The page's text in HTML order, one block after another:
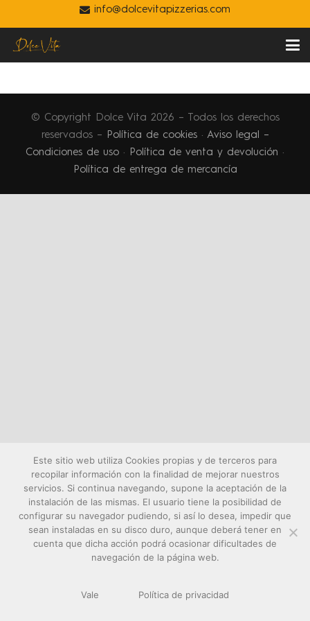
info@dolcevitapizzerias.com
© Copyright Dolce Vita 2026 – Todos los derechos
reservados –
Política de cookies· Aviso legal –
Condiciones de uso · Política de venta y devolución ·
Política de entrega de mercancía
Este sitio web utiliza Cookies propias y de terceros para
recopilar información con la finalidad de mejorar nuestros
servicios. Si continua navegando, supone la aceptación de la
instalación de las mismas. El usuario tiene la posibilidad de
configurar su navegador pudiendo, si así lo desea, impedir que
sean instaladas en su disco duro, aunque deberá tener en
cuenta que dicha acción podrá ocasionar dificultades de
navegación de la página web.
Vale Política de privacidad